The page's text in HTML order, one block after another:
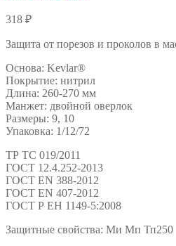
318 ₽
Защита от порезов и проколов в
Основа: Kevlar®
Покрытие: нитрил
Длина: 260-270 мм
Манжет: двойной оверлок
Размеры: 9, 10
Упаковка: 1/12/72
ТР ТС 019/2011
ГОСТ 12.4.252-2013
ГОСТ ЕN 388-2012
ГОСТ ЕN 407-2012
ГОСТ Р ЕН 1149-5:2008
Защитные свойства: Ми Мп Тп250